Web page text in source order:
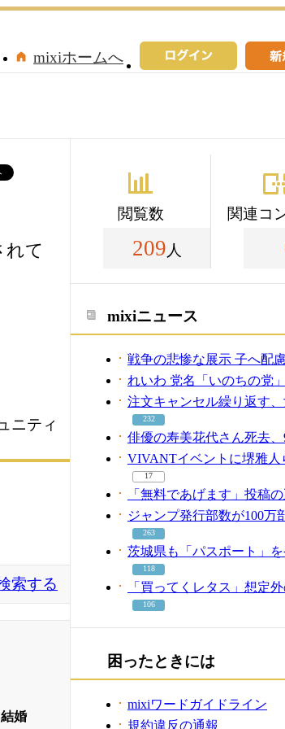
mixiホームへ
れて
ニティ
索する
婚
閲覧数
209 人
関連コ
mixiニュース
戦争の悲惨な展示 子へ配
れいわ 党名「いのちの党
注文キャンセル繰り返す
232
俳優の寿美花代さん死去、
VIVANTイベントに堺雅人
17
「無料であげます」投稿
ジャンプ発行部数が100万
263
茨城県も「パスポート」
118
「買ってくレタス」想定
106
困ったときには
mixiワードガイドライン
規約違反の通報